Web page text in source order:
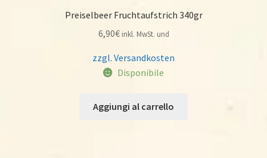
Preiselbeer Fruchtaufstrich 340gr
6,90€ inkl. MwSt. und
zzgl. Versandkosten
Disponibile
Aggiungi al carrello